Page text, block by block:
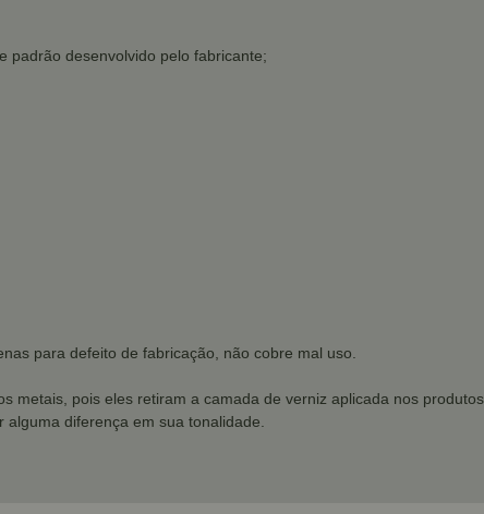
padrão desenvolvido pelo fabricante;
para defeito de fabricação, não cobre mal uso.
metais, pois eles retiram a camada de verniz aplicada nos
diferença em sua tonalidade.